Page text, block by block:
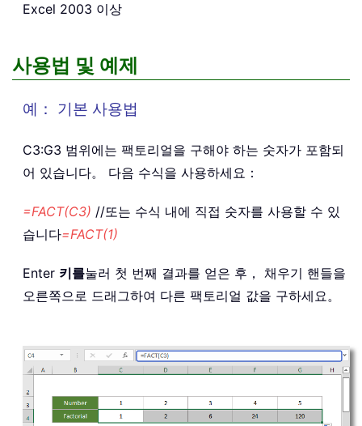
Excel 2003 이상
사용법 및 예제
예： 기본 사용법
C3:G3 범위에는 팩토리얼을 구해야 하는 숫자가 포함되
어 있습니다。 다음 수식을 사용하세요：
=FACT(C3) //또는 수식 내에 직접 숫자를 사용할 수 있
습니다=FACT(1)
Enter 키를눌러 첫 번째 결과를 얻은 후， 채우기 핸들을
오른쪽으로 드래그하여 다른 팩토리얼 값을 구하세요。